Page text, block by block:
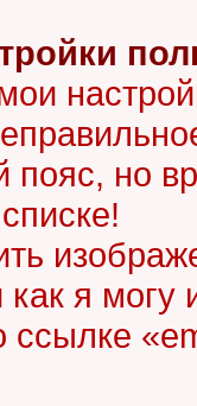
пояс, но
я могу